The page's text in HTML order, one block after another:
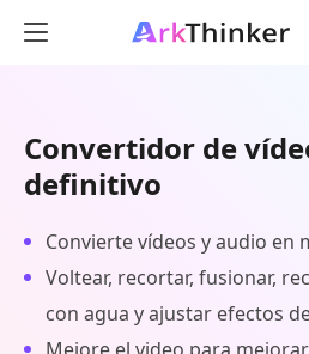
Convertidor de
definitivo
Convierte vídeos y audio en
Voltear, recortar, fusionar,
con agua y ajustar efectos